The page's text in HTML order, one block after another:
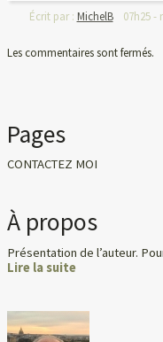
Écrit par : MichelB 07h25-
Les commentaires sont fermés.
Pages
CONTACTEZ MOI
À propos
Présentation de l’auteur.
Lire la suite